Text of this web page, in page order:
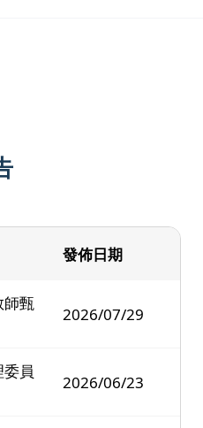
發佈日期
師甄
2026/07/29
員
2026/06/23